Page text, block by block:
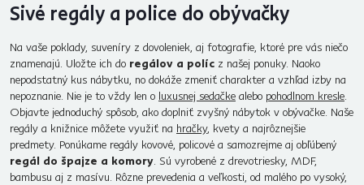
Sivé regály a police do obývačky
Na vaše poklady, suveníry z dovoleniek, aj fotografie, ktoré pre vás niečo
znamenajú. Uložte ich do regálov a políc z našej ponuky. Naoko
nepodstatný kus nábytku, no dokáže zmeniť charakter a vzhľad izby na
nepoznanie. Nie je to vždy len o luxusnej sedačke alebo pohodlnom kresle.
Objavte jednoduchý spôsob, ako doplniť zvyšný nábytok v obývačke. Naše
regály a knižnice môžete využiť na hračky, kvety a najrôznejšie
predmety. Ponúkame regály kovové, policové a samozrejme aj obľúbený
regál do špajze a komory. Sú vyrobené z drevotriesky, MDF,
bambusu aj z masívu. Rôzne prevedenia a veľkosti, od malého po vysoký,